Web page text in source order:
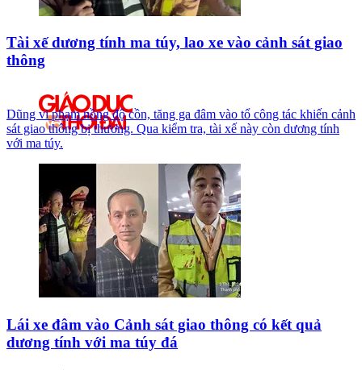
Tài xế dương tính ma túy, lao xe vào cảnh sát giao
thông
Dũng vi phạm nồng độ cồn, tăng ga đâm vào tổ công tác khiến cảnh
sát giao thông bị thương. Qua kiểm tra, tài xế này còn dương tính
với ma túy.
Lái xe đâm vào Cảnh sát giao thông có kết quả
dương tính với ma túy đá